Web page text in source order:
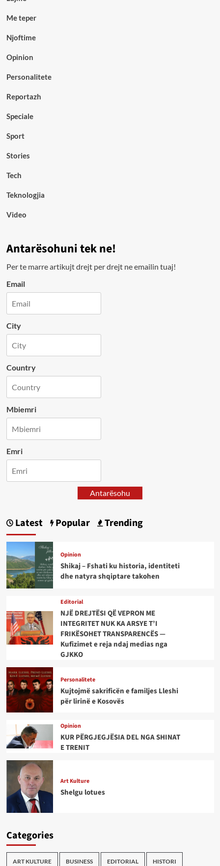
Me teper
Njoftime
Opinion
Personalitete
Reportazh
Speciale
Sport
Stories
Tech
Teknologjia
Video
Antarësohuni tek ne!
Per te marre artikujt drejt per drejt ne emailin tuaj!
Email
City
Country
Mbiemri
Emri
Antarësohu
Latest Popular Trending
Opinion
Shikaj – Fshati ku historia, identiteti
dhe natyra shqiptare takohen
Editorial
NJË DREJTËSI QË VEPRON ME
INTEGRITET NUK KA ARSYE T’I
FRIKËSOHET TRANSPARENCËS —
Kufizimet e reja ndaj medias nga
GJKKO
Personalitete
Kujtojmë sakrificën e familjes Lleshi
për lirinë e Kosovës
Opinion
KUR PËRGJEGJËSIA DEL NGA SHINAT
E TRENIT
Art Kulture
Shelgu lotues
Categories
ART KULTURE BUSINESS EDITORIAL HISTORI